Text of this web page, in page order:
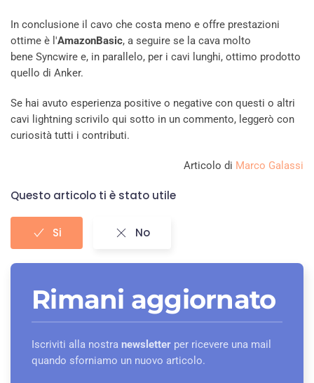
In conclusione il cavo che costa meno e offre prestazioni
ottime è l'AmazonBasic, a seguire se la cava molto
bene Syncwire e, in parallelo, per i cavi lunghi, ottimo prodotto
quello di Anker.
Se hai avuto esperienza positive o negative con questi o altri
cavi lightning scrivilo qui sotto in un commento, leggerò con
curiosità tutti i contributi.
Articolo di Marco Galassi
Questo articolo ti è stato utile
Si No
Rimani aggiornato
Iscriviti alla nostra newsletter per ricevere una mail
quando sforniamo un nuovo articolo.